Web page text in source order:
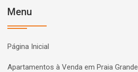
Menu
Página Inicial
Apartamentos à Venda em Praia Grande